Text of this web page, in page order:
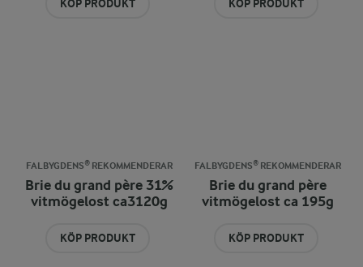
KÖP PRODUKT KÖP PRODUKT
FALBYGDENS® REKOMMENDERAR
Brie du grand père 31%
vitmögelost ca3120g
KÖP PRODUKT
FALBYGDENS® REKOMMENDERAR
Brie du grand père
vitmögelost ca 195g
KÖP PRODUKT